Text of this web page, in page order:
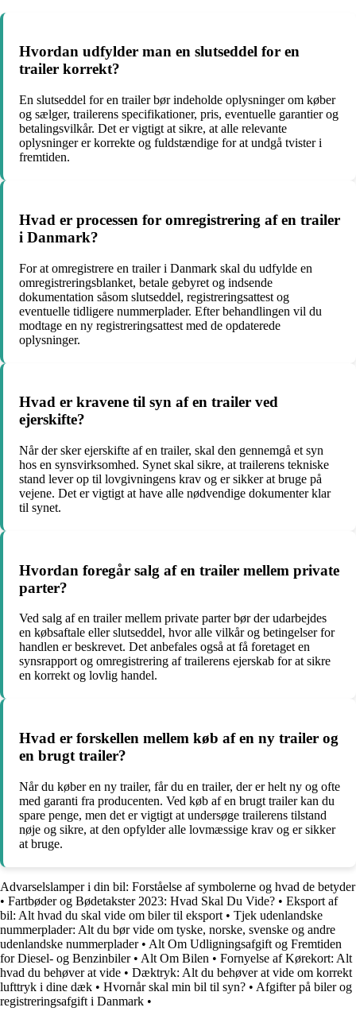
Hvordan udfylder man en slutseddel for en
trailer korrekt?
En slutseddel for en trailer bør indeholde oplysninger om køber
og sælger, trailerens specifikationer, pris, eventuelle garantier og
betalingsvilkår. Det er vigtigt at sikre, at alle relevante
oplysninger er korrekte og fuldstændige for at undgå tvister i
fremtiden.
Hvad er processen for omregistrering af en trailer
i Danmark?
For at omregistrere en trailer i Danmark skal du udfylde en
omregistreringsblanket, betale gebyret og indsende
dokumentation såsom slutseddel, registreringsattest og
eventuelle tidligere nummerplader. Efter behandlingen vil du
modtage en ny registreringsattest med de opdaterede
oplysninger.
Hvad er kravene til syn af en trailer ved
ejerskifte?
Når der sker ejerskifte af en trailer, skal den gennemgå et syn
hos en synsvirksomhed. Synet skal sikre, at trailerens tekniske
stand lever op til lovgivningens krav og er sikker at bruge på
vejene. Det er vigtigt at have alle nødvendige dokumenter klar
til synet.
Hvordan foregår salg af en trailer mellem private
parter?
Ved salg af en trailer mellem private parter bør der udarbejdes
en købsaftale eller slutseddel, hvor alle vilkår og betingelser for
handlen er beskrevet. Det anbefales også at få foretaget en
synsrapport og omregistrering af trailerens ejerskab for at sikre
en korrekt og lovlig handel.
Hvad er forskellen mellem køb af en ny trailer og
en brugt trailer?
Når du køber en ny trailer, får du en trailer, der er helt ny og ofte
med garanti fra producenten. Ved køb af en brugt trailer kan du
spare penge, men det er vigtigt at undersøge trailerens tilstand
nøje og sikre, at den opfylder alle lovmæssige krav og er sikker
at bruge.
Advarselslamper i din bil: Forståelse af symbolerne og hvad de betyder
• Fartbøder og Bødetakster 2023: Hvad Skal Du Vide? • Eksport af
bil: Alt hvad du skal vide om biler til eksport • Tjek udenlandske
nummerplader: Alt du bør vide om tyske, norske, svenske og andre
udenlandske nummerplader• Alt Om Udligningsafgift og Fremtiden
for Diesel- og Benzinbiler• Alt Om Bilen • Fornyelse af Kørekort: Alt
hvad du behøver at vide • Dæktryk: Alt du behøver at vide om korrekt
lufttryk i dine dæk • Hvornår skal min bil til syn? • Afgifter på biler og
registreringsafgift i Danmark •